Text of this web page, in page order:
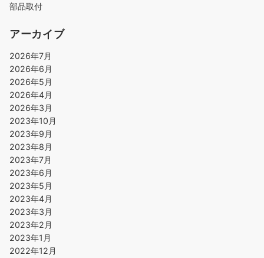
部品取付
アーカイブ
2026年7月
2026年6月
2026年5月
2026年4月
2026年3月
2023年10月
2023年9月
2023年8月
2023年7月
2023年6月
2023年5月
2023年4月
2023年3月
2023年2月
2023年1月
2022年12月